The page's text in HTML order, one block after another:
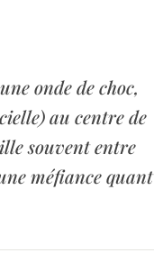
onde de choc,
au centre de
souvent entre
méfiance quant